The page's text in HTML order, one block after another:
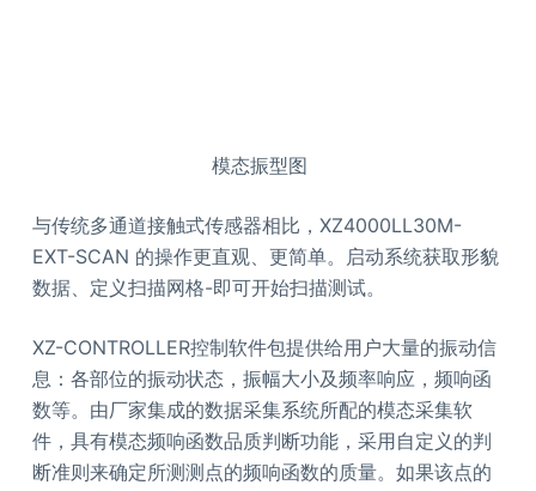
模态振型图
与传统多通道接触式传感器相比，XZ4000LL30M-
EXT-SCAN 的操作更直观、更简单。启动系统获取形貌
数据、定义扫描网格-即可开始扫描测试。
XZ-CONTROLLER控制软件包提供给用户大量的振动信
息：各部位的振动状态，振幅大小及频率响应，频响函
数等。由厂家集成的数据采集系统所配的模态采集软
件，具有模态频响函数品质判断功能，采用自定义的判
断准则来确定所测测点的频响函数的质量。如果该点的